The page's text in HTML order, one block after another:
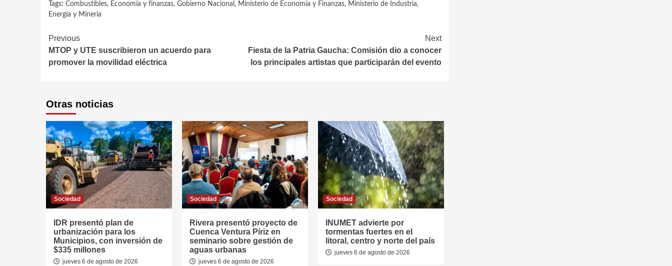
Tags: Combustibles, Economía y finanzas, Gobierno Nacional , Ministerio de Economía y Finanzas, Ministerio de Industria‚
Energía y Minería
Continue
Reading
Previous
MTOP y UTE suscribieron un acuerdo para
promover la movilidad eléctrica
Next
Fiesta de la Patria Gaucha: Comisión dio a conocer
los principales artistas que participarán del evento
Otras noticias
Sociedad
IDR presentó plan de
urbanización para los
Municipios, con inversión de
$335 millones
jueves 6 de agosto de 2026
Sociedad
Rivera presentó proyecto de
Cuenca Ventura Píriz en
seminario sobre gestión de
aguas urbanas
jueves 6 de agosto de 2026
Sociedad
INUMET advierte por
tormentas fuertes en el
litoral, centro y norte del país
jueves 6 de agosto de 2026